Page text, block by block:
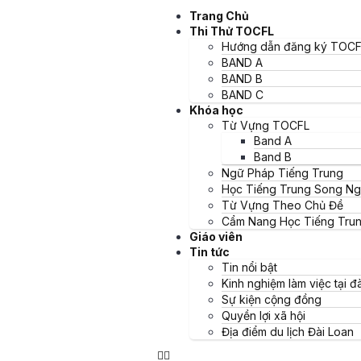
Trang Chủ
Thi Thử TOCFL
Hướng dẫn đăng ký
BAND A
BAND B
BAND C
Khóa học
Từ Vựng TOCFL
Band A
Band B
Ngữ Pháp Tiếng Trung
Học Tiếng Trung Song
Từ Vựng Theo Chủ Đề
Cẩm Nang Học Tiếng
Giáo viên
Tin tức
Tin nổi bật
Kinh nghiệm làm việc tại
Sự kiện cộng đồng
Quyền lợi xã hội
Địa điểm du lịch Đài Loan
5 APP Học Tiếng
Học tiếng Trung có thể là một thử thách, nhưng với những công
3. DangDai Chinese (當代中文課程)
1. Chillchat (Learn Chinese and Chill)